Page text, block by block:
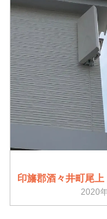
印旛郡酒々井町尾上
2020